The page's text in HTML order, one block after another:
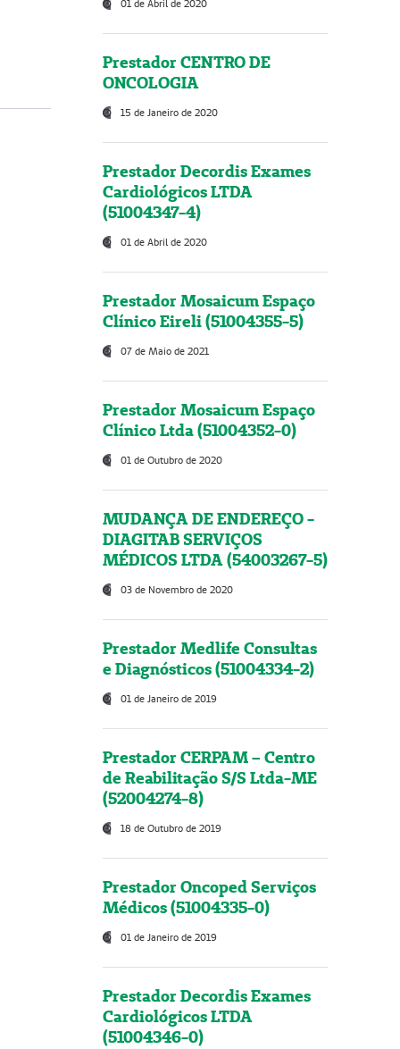
01 de Abril de 2020
Prestador CENTRO DE
ONCOLOGIA
15 de Janeiro de 2020
Prestador Decordis Exames
Cardiológicos LTDA
(51004347-4)
01 de Abril de 2020
Prestador Mosaicum Espaço
Clínico Eireli (51004355-5)
07 de Maio de 2021
Prestador Mosaicum Espaço
Clínico Ltda (51004352-0)
01 de Outubro de 2020
MUDANÇA DE ENDEREÇO -
DIAGITAB SERVIÇOS
MÉDICOS LTDA (54003267-5)
03 de Novembro de 2020
Prestador Medlife Consultas
e Diagnósticos (51004334-2)
01 de Janeiro de 2019
Prestador CERPAM – Centro
de Reabilitação S/S Ltda-ME
(52004274-8)
18 de Outubro de 2019
Prestador Oncoped Serviços
Médicos (51004335-0)
01 de Janeiro de 2019
Prestador Decordis Exames
Cardiológicos LTDA
(51004346-0)